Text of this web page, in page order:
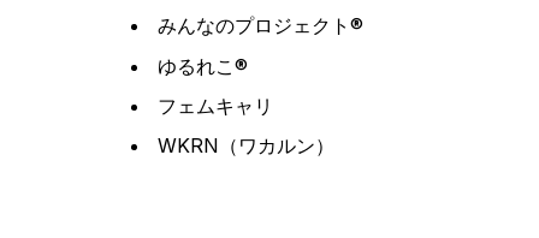
みんなのプロジェクト®
ゆるれこ®
フェムキャリ
WKRN（ワカルン）